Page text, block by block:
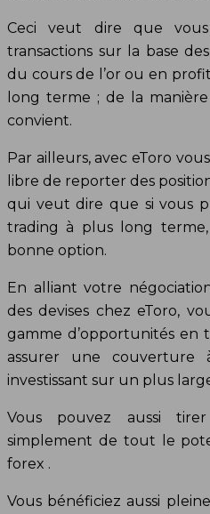
Ceci veut dire que
transactions sur la base
du cours de l’or ou en
long terme ; de la
convient.
Par ailleurs, avec eToro
libre de reporter des
qui veut dire que si vous
trading à plus long
bonne option.
En alliant votre
des devises chez eToro,
gamme d’opportunités en
assurer une couverture
investissant sur un plus
Vous pouvez aussi
simplement de tout le
forex .
Vous bénéficiez aussi